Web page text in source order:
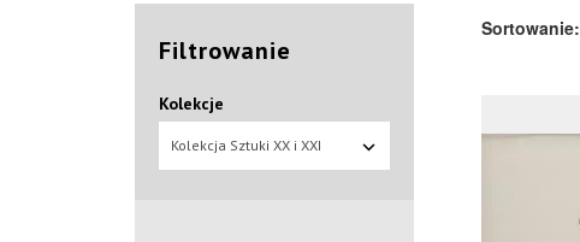
Filtrowanie
Kolekcje
Kolekcja Sztuki XX i XXI
Sortowanie: